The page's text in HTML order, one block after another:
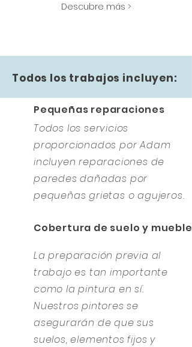
Descubre más >
Todos los trabajos incluyen:
Pequeñas reparaciones
Todos los servicios
proporcionados por Adam
incluyen reparaciones de
paredes dañadas por
pequeñas grietas o agujeros.
Cobertura de suelo y muebles
La preparación previa al
trabajo es tan importante
como la pintura en sí.
Nuestros pintores se
asegurarán de que sus
suelos, elementos fijos y